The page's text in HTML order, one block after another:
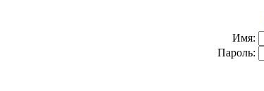
Имя:
Пароль: